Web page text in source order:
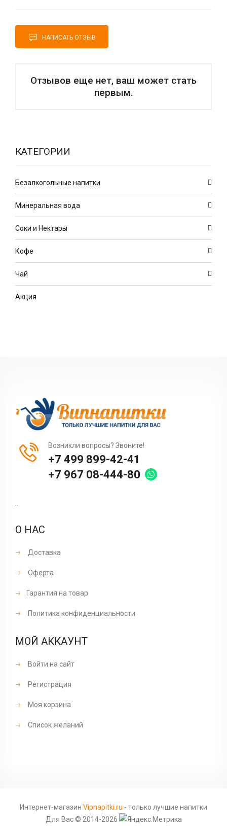
НАПИСАТЬ ОТЗЫВ
Отзывов еще нет, ваш может стать
первым.
КАТЕГОРИИ
Безалкогольные напитки
Минеральная вода
Соки и Нектары
Кофе
Чай
Акция
Возникли вопросы? Звоните!
+7 499 899-42-41
+7 967 08-444-80
..
О НАС
Доставка
Оферта
Гарантия на товар
Политика конфиденциальности
МОЙ АККАУНТ
Войти на сайт
Регистрация
Моя корзина
Список желаний
Интернет-магазин Vipnapitki.ru - только лучшие напитки
Для Вас © 2014-2026